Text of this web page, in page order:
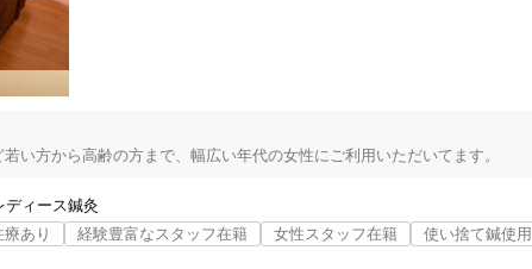
い方から高齢の方まで、幅広い年代の女性にご利用いただいてます。
ディース鍼灸
療あり 経験豊富なスタッフ在籍 女性スタッフ在籍 使い捨て鍼使用